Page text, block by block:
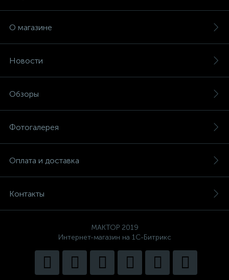
О магазине
Новости
Обзоры
Фотогалерея
Оплата и доставка
Контакты
MAKTOP 2019
Интернет-магазин на 1С-Битрикс